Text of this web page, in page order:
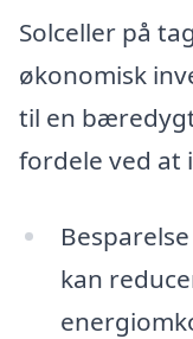
Solceller på
økonomisk
til en
fordele ved at
kan